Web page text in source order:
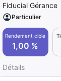
Fiducial Gérance
Particulier
Rendement cible
1,00 %
Détails